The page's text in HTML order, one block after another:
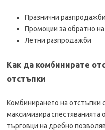
Празнични
Промоции за обратно
Летни разпродажби
Как да комбинирате
отстъпки
Комбинирането на отстъпки
максимизира спестяванията
търговци на дребно